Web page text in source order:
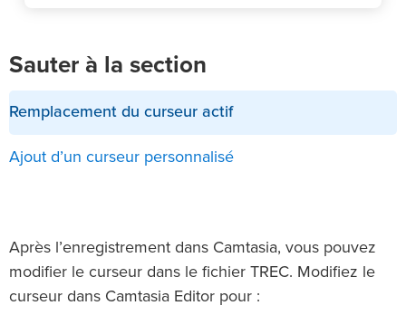
Après l’enregistrement dans Camtasia, vous pouvez
modifier le curseur dans le fichier TREC. Modifiez le
curseur dans Camtasia Editor pour :
Sauter à la section
Remplacement du curseur actif
Ajout d’un curseur personnalisé